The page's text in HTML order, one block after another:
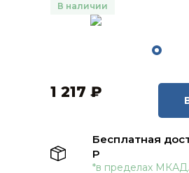
В наличии
1 217 ₽
Бесплатная
Р
*в пределах МКАД.